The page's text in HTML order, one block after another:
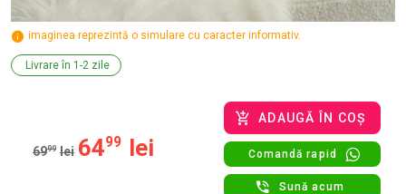
imaginea reprezintă o simulare cu caracter informativ.
Livrare în 1-2 zile
6999 lei 6499 lei
ADAUGĂ ÎN COȘ
Comandă rapid
Sună acum